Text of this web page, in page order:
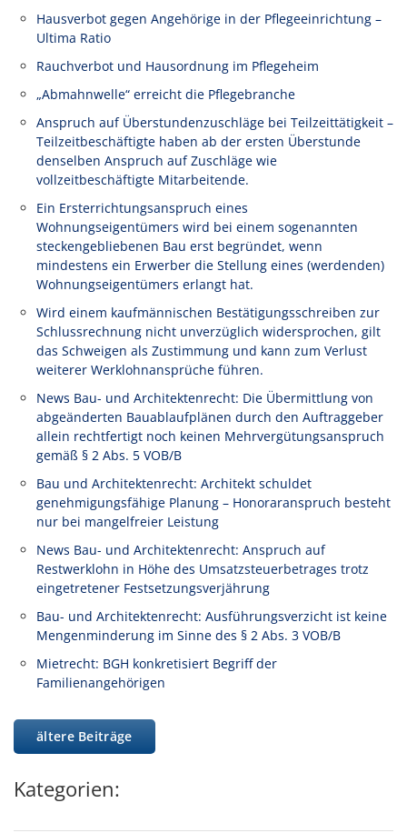
Hausverbot gegen Angehörige in der Pflegeeinrichtung –
Ultima Ratio
Rauchverbot und Hausordnung im Pflegeheim
„Abmahnwelle“ erreicht die Pflegebranche
Anspruch auf Überstundenzuschläge bei Teilzeittätigkeit –
Teilzeitbeschäftigte haben ab der ersten Überstunde
denselben Anspruch auf Zuschläge wie
vollzeitbeschäftigte Mitarbeitende.
Ein Ersterrichtungsanspruch eines
Wohnungseigentümers wird bei einem sogenannten
steckengebliebenen Bau erst begründet, wenn
mindestens ein Erwerber die Stellung eines (werdenden)
Wohnungseigentümers erlangt hat.
Wird einem kaufmännischen Bestätigungsschreiben zur
Schlussrechnung nicht unverzüglich widersprochen, gilt
das Schweigen als Zustimmung und kann zum Verlust
weiterer Werklohnansprüche führen.
News Bau- und Architektenrecht: Die Übermittlung von
abgeänderten Bauablaufplänen durch den Auftraggeber
allein rechtfertigt noch keinen Mehrvergütungsanspruch
gemäß § 2 Abs. 5 VOB/B
Bau und Architektenrecht: Architekt schuldet
genehmigungsfähige Planung – Honoraranspruch besteht
nur bei mangelfreier Leistung
News Bau- und Architektenrecht: Anspruch auf
Restwerklohn in Höhe des Umsatzsteuerbetrages trotz
eingetretener Festsetzungsverjährung
Bau- und Architektenrecht: Ausführungsverzicht ist keine
Mengenminderung im Sinne des § 2 Abs. 3 VOB/B
Mietrecht: BGH konkretisiert Begriff der
Familienangehörigen
ältere Beiträge
Kategorien: